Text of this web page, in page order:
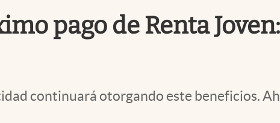
pago de Renta
continuará otorgando este beneficios.